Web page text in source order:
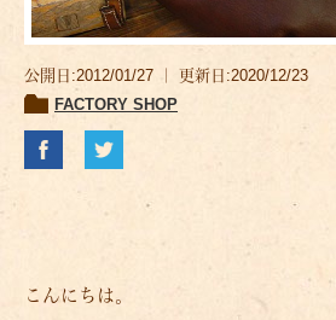
公開日:2012/01/27 ｜ 更新日:2020/12/23
FACTORY SHOP
こんにちは。